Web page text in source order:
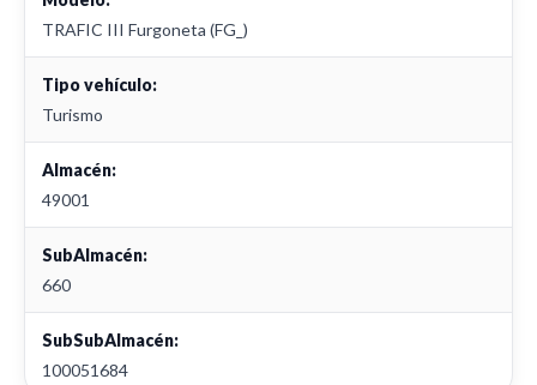
TRAFIC III Furgoneta (FG_)
Tipo vehículo:
Turismo
Almacén:
49001
SubAlmacén:
660
SubSubAlmacén:
100051684